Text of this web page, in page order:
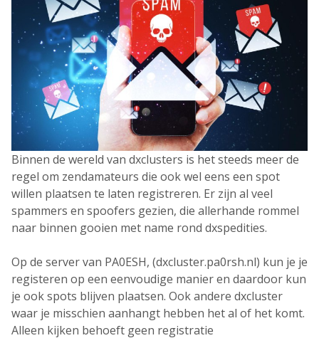
Binnen de wereld van dxclusters is het steeds meer de
regel om zendamateurs die ook wel eens een spot
willen plaatsen te laten registreren. Er zijn al veel
spammers en spoofers gezien, die allerhande rommel
naar binnen gooien met name rond dxspedities.
Op de server van PA0ESH, (dxcluster.pa0rsh.nl) kun je je
registeren op een eenvoudige manier en daardoor kun
je ook spots blijven plaatsen. Ook andere dxcluster
waar je misschien aanhangt hebben het al of het komt.
Alleen kijken behoeft geen registratie